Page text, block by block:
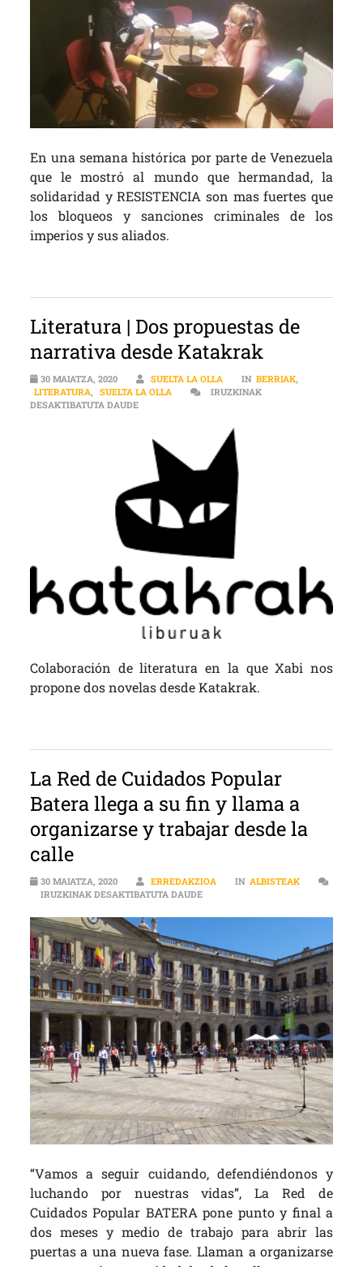
En una semana histórica por parte de Venezuela
que le mostró al mundo que hermandad, la
solidaridad y RESISTENCIA son mas fuertes que
los bloqueos y sanciones criminales de los
imperios y sus aliados.
Literatura | Dos propuestas de
narrativa desde Katakrak
30 MAIATZA, 2020 SUELTA LA OLLA IN BERRIAK,
LITERATURA, SUELTA LA OLLA
IRUZKINAK
DESAKTIBATUTA DAUDELITERATURA | DOS PROPUESTAS DE NARRATIVA
Colaboración de literatura en la que Xabi nos
propone dos novelas desde Katakrak.
La Red de Cuidados Popular
Batera llega a su fin y llama a
organizarse y trabajar desde la
calle
30 MAIATZA, 2020 ERREDAKZIOA IN ALBISTEAK
IRUZKINAK DESAKTIBATUTA DAUDELA RED DE CUIDADOS POPULAR
“Vamos a seguir cuidando, defendiéndonos y
luchando por nuestras vidas”, La Red de
Cuidados Popular BATERA pone punto y final a
dos meses y medio de trabajo para abrir las
puertas a una nueva fase. Llaman a organizarse